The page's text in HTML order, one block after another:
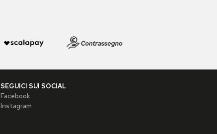
SEGUICI SUI SOCIAL
Facebook
Instagram